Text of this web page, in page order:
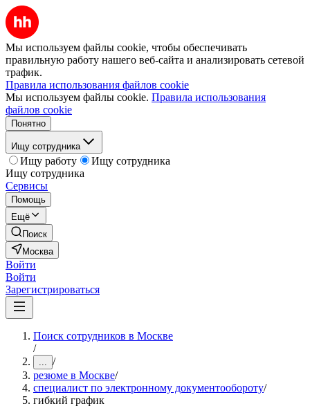
Мы используем файлы cookie, чтобы обеспечивать
правильную работу нашего веб-сайта и анализировать сетевой
трафик.
Правила использования файлов cookie
Мы используем файлы cookie. Правила использования
файлов cookie
Понятно
Ищу сотрудника
Ищу работу
Ищу сотрудника
Ищу сотрудника
Сервисы
Помощь
Ещё
Поиск
Москва
Войти
Войти
Зарегистрироваться
Поиск сотрудников в Москве
/
... /
резюме в Москве/
специалист по электронному документообороту/
гибкий график